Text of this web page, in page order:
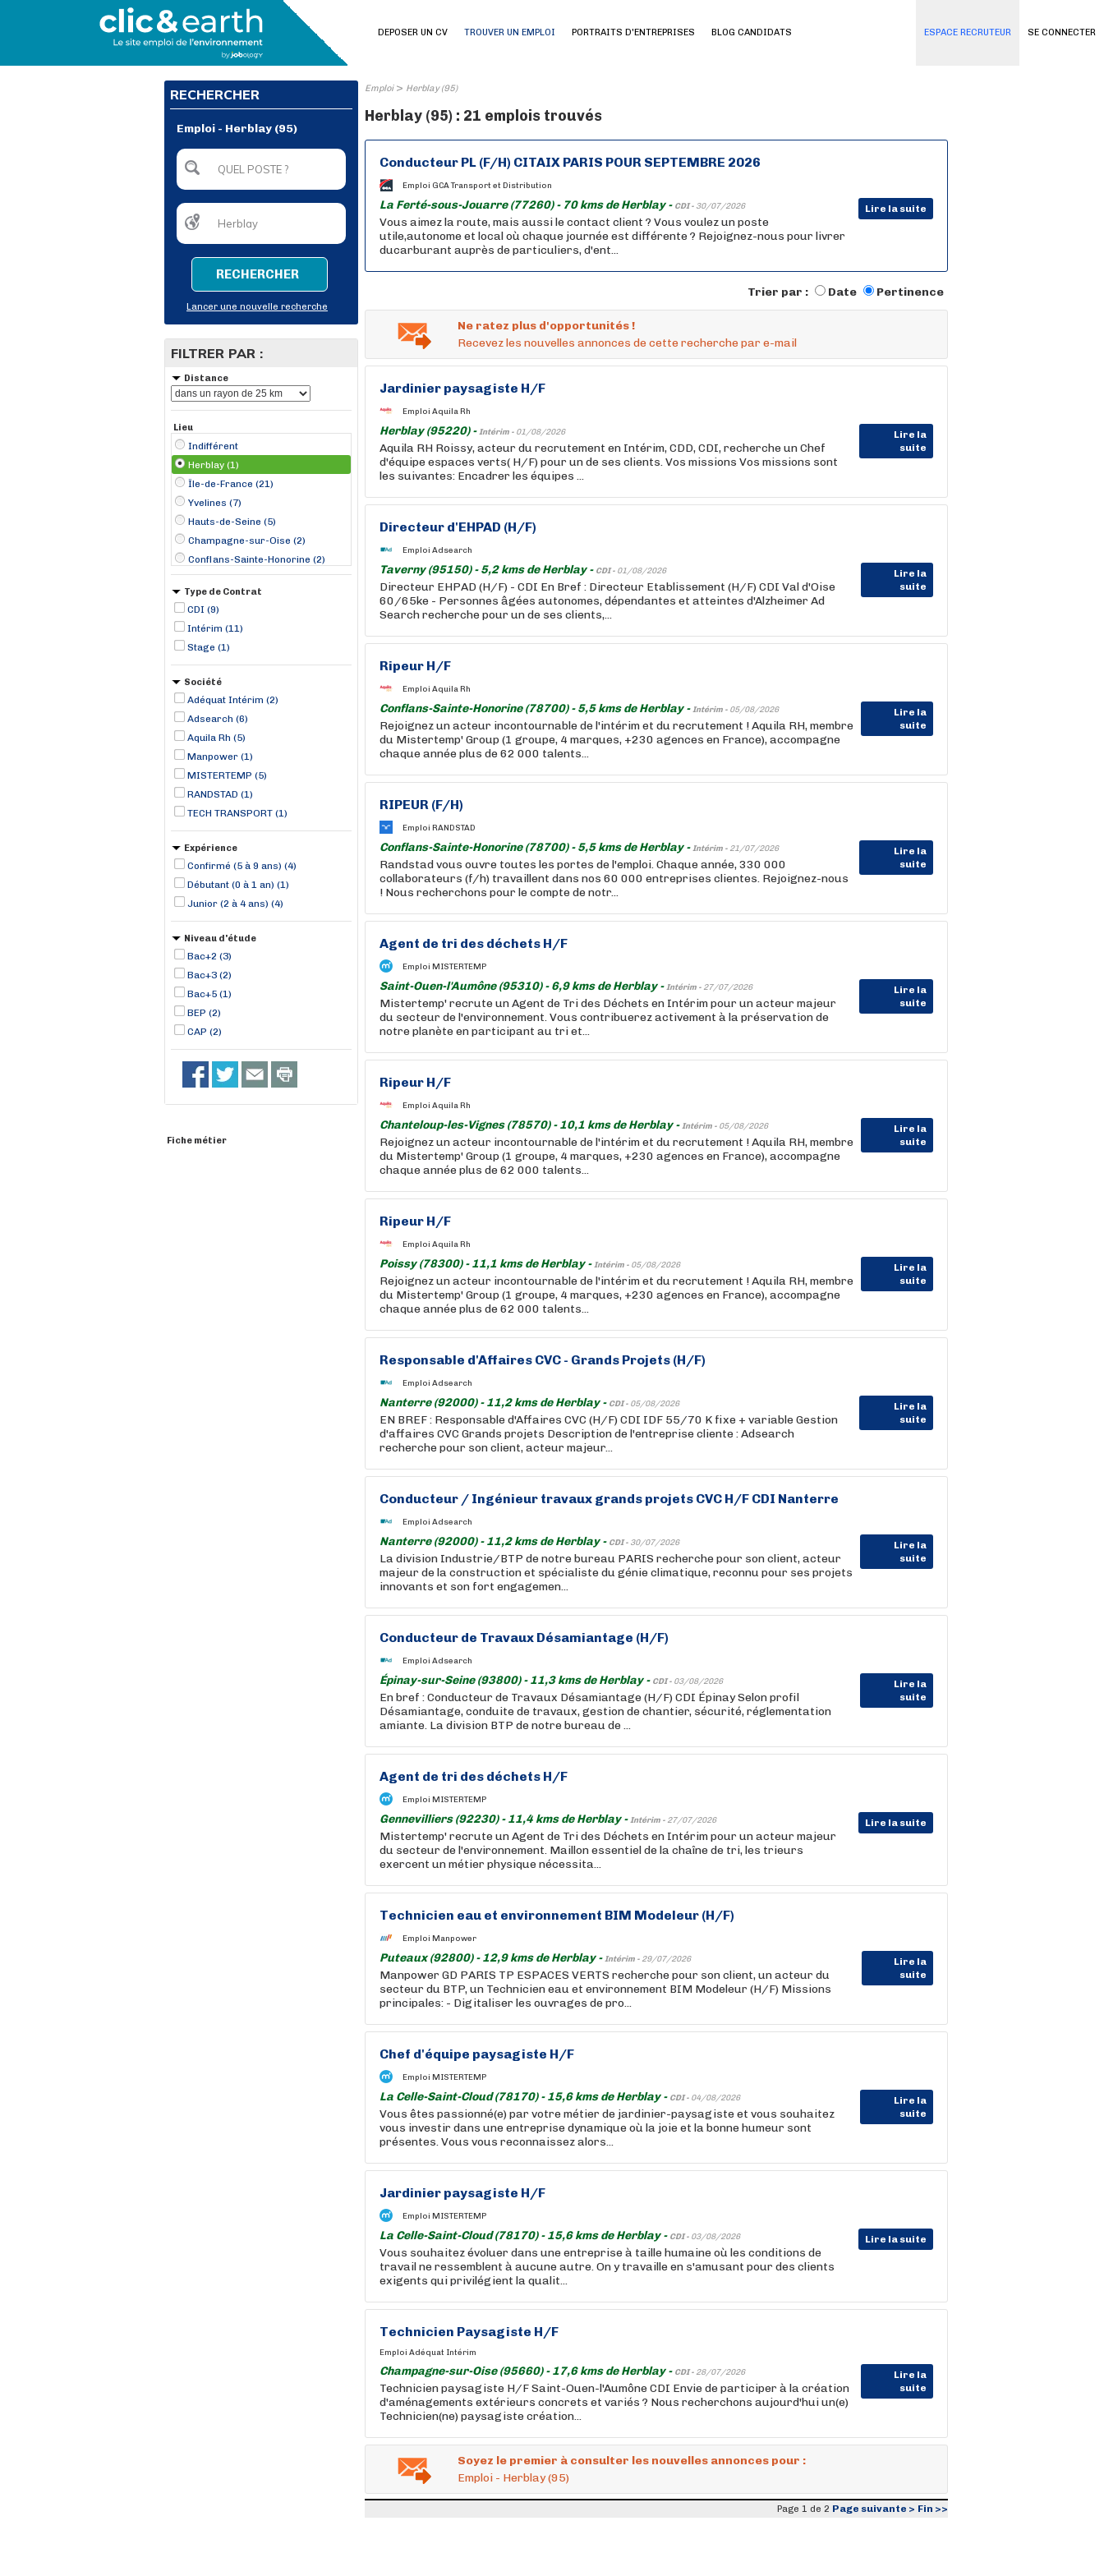
SE CONNECTER
DEPOSER UN CV TROUVER UN EMPLOI PORTRAITS D'ENTREPRISES BLOG CANDIDATS ESPACE RECRUTEUR
RECHERCHER
Emploi - Herblay (95)
RECHERCHER
Lancer une nouvelle recherche
FILTRER PAR :
Distance
Lieu
Indifférent
Herblay (1)
Île-de-France (21)
Yvelines (7)
Hauts-de-Seine (5)
Champagne-sur-Oise (2)
Conflans-Sainte-Honorine (2)
La Celle-Saint-Cloud (2)
Nanterre (2)
Chanteloup-les-Vignes (1)
Gennevilliers (1)
Ivry-sur-Seine (1)
Type de Contrat
CDI (9)
Intérim (11)
Stage (1)
Société
Adéquat Intérim (2)
Adsearch (6)
Aquila Rh (5)
Manpower (1)
MISTERTEMP (5)
RANDSTAD (1)
TECH TRANSPORT (1)
Expérience
Confirmé (5 à 9 ans) (4)
Débutant (0 à 1 an) (1)
Junior (2 à 4 ans) (4)
Niveau d'étude
Bac+2 (3)
Bac+3 (2)
Bac+5 (1)
BEP (2)
CAP (2)
Fiche métier
Emploi> Herblay (95)
Herblay (95) : 21 emplois trouvés
Conducteur PL (F/H) CITAIX PARIS POUR SEPTEMBRE 2026
Emploi GCA Transport et Distribution
La Ferté-sous-Jouarre (77260) - 70 kms de Herblay - CDI - 30/07/2026 Lire la suite
Vous aimez la route, mais aussi le contact client ? Vous voulez un poste
utile,autonome et local où chaque journée est différente ? Rejoignez-nous pour livrer
ducarburant auprès de particuliers, d'ent...
Trier par : Date Pertinence
Ne ratez plus d'opportunités !
Recevez les nouvelles annonces de cette recherche par e-mail
Jardinier paysagiste H/F
Emploi Aquila Rh
Herblay (95220) -Intérim - 01/08/2026
Lire la
suite
Aquila RH Roissy, acteur du recrutement en Intérim, CDD, CDI, recherche un Chef
d'équipe espaces verts( H/F) pour un de ses clients. Vos missions Vos missions sont
les suivantes: Encadrer les équipes ...
Directeur d'EHPAD (H/F)
Emploi Adsearch
Taverny (95150) - 5,2 kms de Herblay - CDI - 01/08/2026
Lire la
suite
Directeur EHPAD (H/F) - CDI En Bref : Directeur Etablissement (H/F) CDI Val d'Oise
60/65ke - Personnes âgées autonomes, dépendantes et atteintes d'Alzheimer Ad
Search recherche pour un de ses clients,...
Ripeur H/F
Emploi Aquila Rh
Conflans-Sainte-Honorine (78700) - 5,5 kms de Herblay -Intérim - 05/08/2026
Lire la
suite
Rejoignez un acteur incontournable de l'intérim et du recrutement ! Aquila RH, membre
du Mistertemp' Group (1 groupe, 4 marques, +230 agences en France), accompagne
chaque année plus de 62 000 talents...
RIPEUR (F/H)
Emploi RANDSTAD
Conflans-Sainte-Honorine (78700) - 5,5 kms de Herblay -Intérim - 21/07/2026
Lire la
suite
Randstad vous ouvre toutes les portes de l'emploi. Chaque année, 330 000
collaborateurs (f/h) travaillent dans nos 60 000 entreprises clientes. Rejoignez-nous
! Nous recherchons pour le compte de notr...
Agent de tri des déchets H/F
Emploi MISTERTEMP
Saint-Ouen-l'Aumône (95310) - 6,9 kms de Herblay -Intérim - 27/07/2026
Lire la
suite
Mistertemp' recrute un Agent de Tri des Déchets en Intérim pour un acteur majeur
du secteur de l'environnement. Vous contribuerez activement à la préservation de
notre planète en participant au tri et...
Ripeur H/F
Emploi Aquila Rh
Chanteloup-les-Vignes (78570) - 10,1 kms de Herblay -Intérim - 05/08/2026
Lire la
suite
Rejoignez un acteur incontournable de l'intérim et du recrutement ! Aquila RH, membre
du Mistertemp' Group (1 groupe, 4 marques, +230 agences en France), accompagne
chaque année plus de 62 000 talents...
Ripeur H/F
Emploi Aquila Rh
Poissy (78300) - 11,1 kms de Herblay -Intérim - 05/08/2026
Lire la
suite
Rejoignez un acteur incontournable de l'intérim et du recrutement ! Aquila RH, membre
du Mistertemp' Group (1 groupe, 4 marques, +230 agences en France), accompagne
chaque année plus de 62 000 talents...
Responsable d'Affaires CVC - Grands Projets (H/F)
Emploi Adsearch
Nanterre (92000) - 11,2 kms de Herblay - CDI - 05/08/2026
Lire la
suite
EN BREF : Responsable d'Affaires CVC (H/F) CDI IDF 55/70 K fixe + variable Gestion
d'affaires CVC Grands projets Description de l'entreprise cliente : Adsearch
recherche pour son client, acteur majeur...
Conducteur / Ingénieur travaux grands projets CVC H/F CDI Nanterre
Emploi Adsearch
Nanterre (92000) - 11,2 kms de Herblay - CDI - 30/07/2026
Lire la
suite
La division Industrie/BTP de notre bureau PARIS recherche pour son client, acteur
majeur de la construction et spécialiste du génie climatique, reconnu pour ses projets
innovants et son fort engagemen...
Conducteur de Travaux Désamiantage (H/F)
Emploi Adsearch
Épinay-sur-Seine (93800) - 11,3 kms de Herblay - CDI - 03/08/2026
Lire la
suite
En bref : Conducteur de Travaux Désamiantage (H/F) CDI Épinay Selon profil
Désamiantage, conduite de travaux, gestion de chantier, sécurité, réglementation
amiante. La division BTP de notre bureau de ...
Agent de tri des déchets H/F
Emploi MISTERTEMP
Gennevilliers (92230) - 11,4 kms de Herblay -Intérim - 27/07/2026 Lire la suite
Mistertemp' recrute un Agent de Tri des Déchets en Intérim pour un acteur majeur
du secteur de l'environnement. Maillon essentiel de la chaîne de tri, les trieurs
exercent un métier physique nécessita...
Technicien eau et environnement BIM Modeleur (H/F)
Emploi Manpower
Puteaux (92800) - 12,9 kms de Herblay -Intérim - 29/07/2026
Lire la
suite
Manpower GD PARIS TP ESPACES VERTS recherche pour son client, un acteur du
secteur du BTP, un Technicien eau et environnement BIM Modeleur (H/F) Missions
principales: - Digitaliser les ouvrages de pro...
Chef d'équipe paysagiste H/F
Emploi MISTERTEMP
La Celle-Saint-Cloud (78170) - 15,6 kms de Herblay - CDI - 04/08/2026
Lire la
suite
Vous êtes passionné(e) par votre métier de jardinier-paysagiste et vous souhaitez
vous investir dans une entreprise dynamique où la joie et la bonne humeur sont
présentes. Vous vous reconnaissez alors...
Jardinier paysagiste H/F
Emploi MISTERTEMP
La Celle-Saint-Cloud (78170) - 15,6 kms de Herblay - CDI - 03/08/2026 Lire la suite
Vous souhaitez évoluer dans une entreprise à taille humaine où les conditions de
travail ne ressemblent à aucune autre. On y travaille en s'amusant pour des clients
exigents qui privilégient la qualit...
Technicien Paysagiste H/F
Emploi Adéquat Intérim
Champagne-sur-Oise (95660) - 17,6 kms de Herblay - CDI - 28/07/2026
Lire la
suite
Technicien paysagiste H/F Saint-Ouen-l'Aumône CDI Envie de participer à la création
d'aménagements extérieurs concrets et variés ? Nous recherchons aujourd'hui un(e)
Technicien(ne) paysagiste création...
Soyez le premier à consulter les nouvelles annonces pour :
Emploi - Herblay (95)
Page 1 de 2 Page suivante > Fin >>